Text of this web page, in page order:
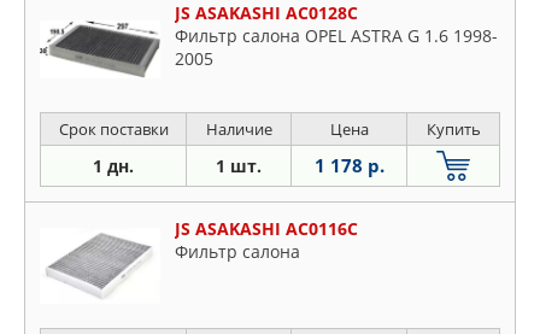
JS ASAKASHI AC0128C
Фильтр салона OPEL ASTRA G 1.6 1998-
2005
Срок поставки Наличие Цена Купить
1 дн. 1 шт. 1 178 р.
JS ASAKASHI AC0116C
Фильтр салона